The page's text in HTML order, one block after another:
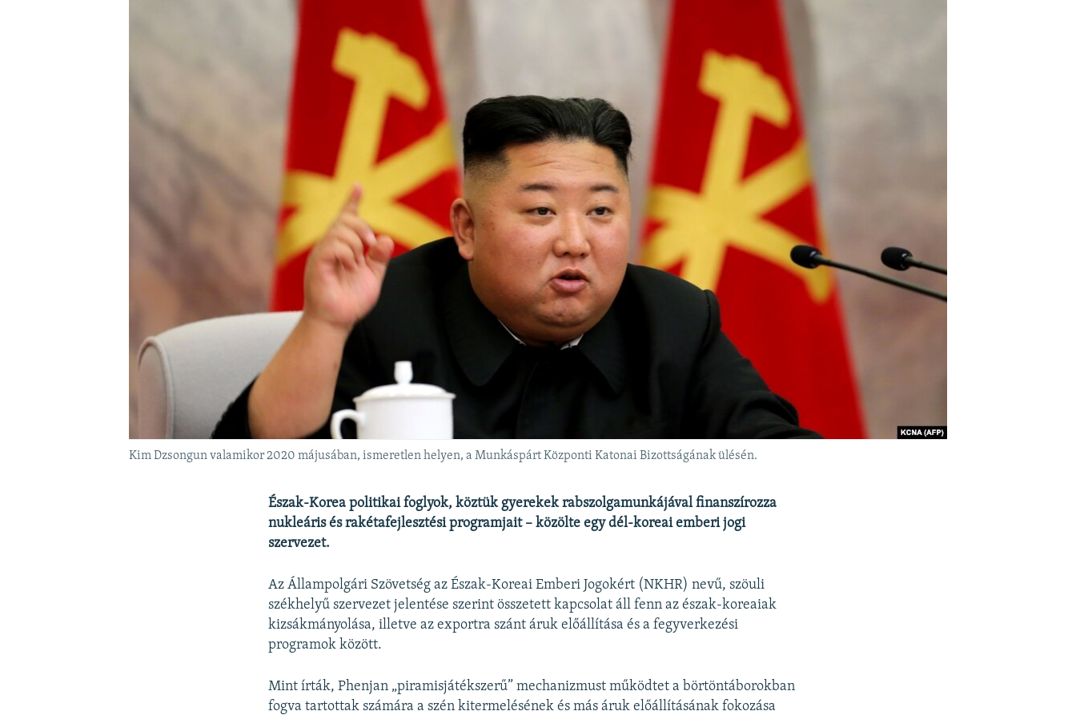
Kim Dzsongun valamikor 2020 májusában, ismeretlen helyen, a Munkáspárt Központi Katonai Bizottságának ülésén.
Észak-Korea politikai foglyok, köztük gyerekek rabszolgamunkájával finanszírozza
nukleáris és rakétafejlesztési programjait – közölte egy dél-koreai emberi jogi
szervezet.
Az Állampolgári Szövetség az Észak-Koreai Emberi Jogokért (NKHR) nevű, szöuli
székhelyű szervezet jelentése szerint összetett kapcsolat áll fenn az észak-koreaiak
kizsákmányolása, illetve az exportra szánt áruk előállítása és a fegyverkezési
programok között.
Mint írták, Phenjan „piramisjátékszerű” mechanizmust működtet a börtöntáborokban
fogva tartottak számára a szén kitermelésének és más áruk előállításának fokozása